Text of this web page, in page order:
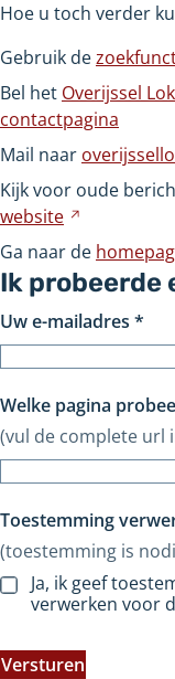
Hoe u toch verder
Gebruik de
Bel het Overijssel
contactpagina
Mail naar
Kijk voor oude
website
naar
andere
website
Ga naar de
Ik probeerde
Uw e-mailadres *
Welke pagina
(vul de complete url
Toestemming
(toestemming is
Ja, ik geef
verwerken voor
Versturen